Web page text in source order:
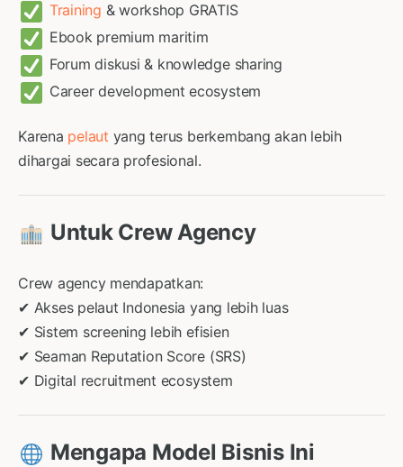
Training & workshop GRATIS
Ebook premium maritim
Forum diskusi & knowledge sharing
Career development ecosystem
Karena pelaut yang terus berkembang akan lebih
dihargai secara profesional.
Untuk Crew Agency
Crew agency mendapatkan:
✔ Akses pelaut Indonesia yang lebih luas
✔ Sistem screening lebih efisien
✔ Seaman Reputation Score (SRS)
✔ Digital recruitment ecosystem
Mengapa Model Bisnis Ini